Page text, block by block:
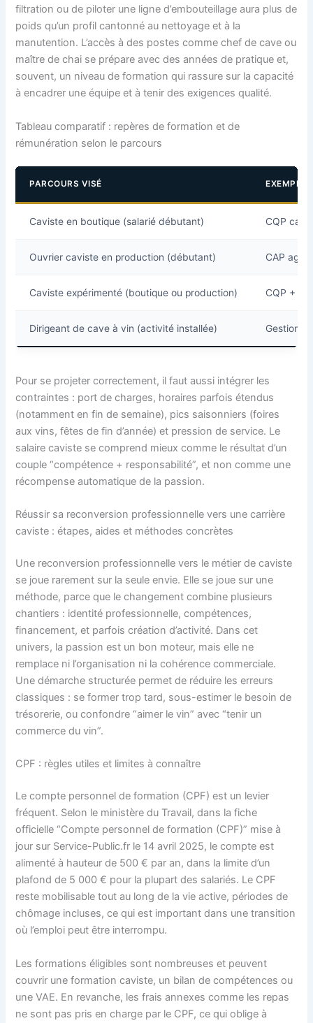
filtration ou de piloter une ligne d’embouteillage aura plus de
poids qu’un profil cantonné au nettoyage et à la
manutention. L’accès à des postes comme chef de cave ou
maître de chai se prépare avec des années de pratique et,
souvent, un niveau de formation qui rassure sur la capacité
à encadrer une équipe et à tenir des exigences qualité.
Tableau comparatif : repères de formation et de
rémunération selon le parcours
PARCOURS VISÉ
Caviste en boutique (salarié débutant) CQP
Ouvrier caviste en production (débutant) CAP
Caviste expérimenté (boutique ou production) CQP +
Dirigeant de cave à vin (activité installée) Gestion/
Pour se projeter correctement, il faut aussi intégrer les
contraintes : port de charges, horaires parfois étendus
(notamment en fin de semaine), pics saisonniers (foires
aux vins, fêtes de fin d’année) et pression de service. Le
salaire caviste se comprend mieux comme le résultat d’un
couple “compétence + responsabilité”, et non comme une
récompense automatique de la passion.
Réussir sa reconversion professionnelle vers une carrière
caviste : étapes, aides et méthodes concrètes
Une reconversion professionnelle vers le métier de caviste
se joue rarement sur la seule envie. Elle se joue sur une
méthode, parce que le changement combine plusieurs
chantiers : identité professionnelle, compétences,
financement, et parfois création d’activité. Dans cet
univers, la passion est un bon moteur, mais elle ne
remplace ni l’organisation ni la cohérence commerciale.
Une démarche structurée permet de réduire les erreurs
classiques : se former trop tard, sous-estimer le besoin de
trésorerie, ou confondre “aimer le vin” avec “tenir un
commerce du vin”.
CPF : règles utiles et limites à connaître
Le compte personnel de formation (CPF) est un levier
fréquent. Selon le ministère du Travail, dans la fiche
officielle “Compte personnel de formation (CPF)” mise à
jour sur Service-Public.fr le 14 avril 2025, le compte est
alimenté à hauteur de 500 € par an, dans la limite d’un
plafond de 5 000 € pour la plupart des salariés. Le CPF
reste mobilisable tout au long de la vie active, périodes de
chômage incluses, ce qui est important dans une transition
où l’emploi peut être interrompu.
Les formations éligibles sont nombreuses et peuvent
couvrir une formation caviste, un bilan de compétences ou
une VAE. En revanche, les frais annexes comme les repas
ne sont pas pris en charge par le CPF, ce qui oblige à